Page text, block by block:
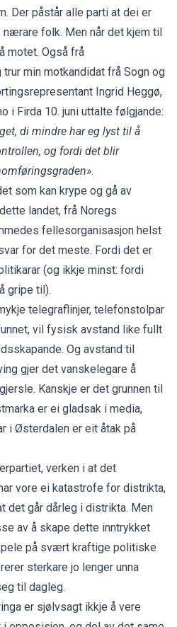
Der påstår alle parti at dei er
folk. Men når det kjem til
motet. Også frå
min motkandidat frå Sogn og
Ingrid Heggø,
i Firda 10. juni uttalte følgjande:
di mindre har eg lyst til å
og fordi det blir
.
som kan krype og gå av
landet, frå Noregs
fellesorganisasjon helst
for det meste. Fordi det er
(og ikkje minst: fordi
gripe til).
telegraflinjer, telefonstolpar
vil fysisk avstand like fullt
Og avstand til
gjer det vanskelegare å
Kanskje er det grunnen til
er ei gladsak i media,
i Østerdalen er eit åtak på
verken i at det
vore ei katastrofe for distrikta,
det går dårleg i distrikta. Men
av å skape dette inntrykket
på svært kraftige politiske
sterkare jo lenger unna
til dagleg.
er sjølvsagt ikkje å vere